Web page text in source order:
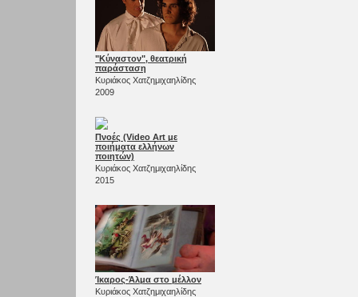
"Κύναστον", θεατρική
παράσταση
Κυριάκος Χατζημιχαηλίδης
2009
Πνοές (Video Αrt με
ποιήματα ελλήνων
ποιητών)
Κυριάκος Χατζημιχαηλίδης
2015
Ίκαρος-Άλμα στο μέλλον
Κυριάκος Χατζημιχαηλίδης